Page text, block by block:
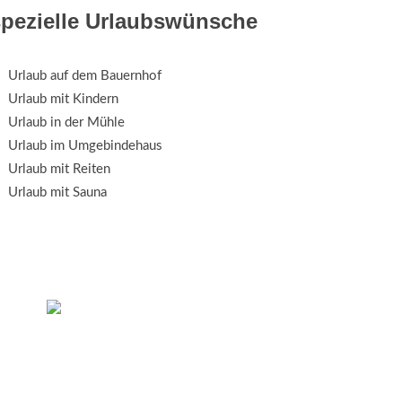
Urlaubswünsche
Urlaub auf dem Bauernhof
Urlaub mit Kindern
Urlaub in der Mühle
Urlaub im Umgebindehaus
Urlaub mit Reiten
Urlaub mit Sauna